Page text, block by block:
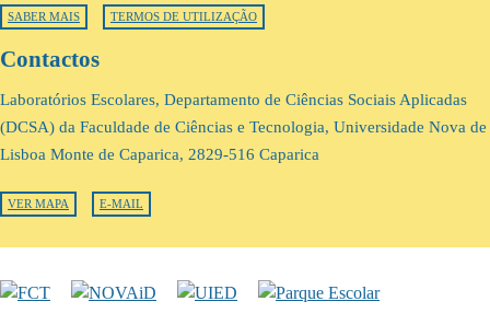
SABER MAIS TERMOS DE UTILIZAÇÃO
Contactos
Laboratórios Escolares, Departamento de Ciências Sociais Aplicadas
(DCSA) da Faculdade de Ciências e Tecnologia, Universidade Nova de
Lisboa Monte de Caparica, 2829-516 Caparica
VER MAPA E-MAIL